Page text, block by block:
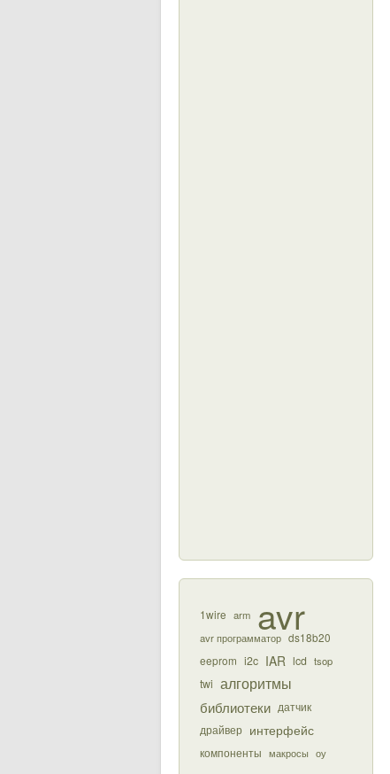
1wire arm avr
avr программатор ds18b20
eeprom i2c IAR lcd tsop
twi алгоритмы
библиотеки датчик
драйвер интерфейс
компоненты макросы оу